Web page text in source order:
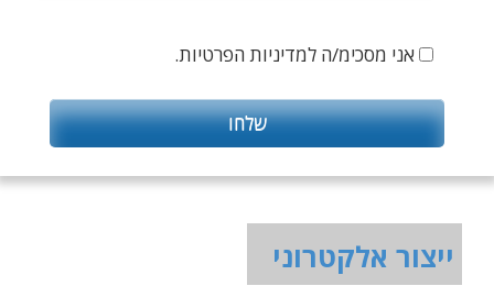
אני מסכימ/ה למדיניות הפרטיות.
ייצור אלקטרוני